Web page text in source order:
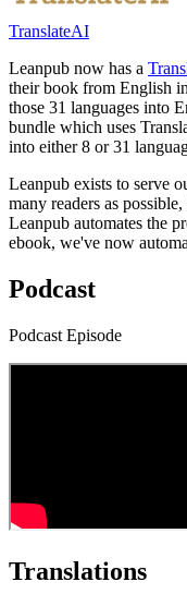
TranslateAI
Leanpub now has a
their book from English
those 31 languages into
bundle which uses
into either 8 or 31
Leanpub exists to serve
many readers as
Leanpub automates the
ebook, we've now
Podcast
Podcast Episode
Translations